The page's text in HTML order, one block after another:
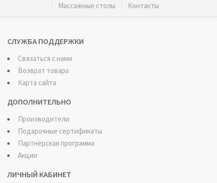
Массажные столы Контакты
СЛУЖБА ПОДДЕРЖКИ
Связаться с нами
Возврат товара
Карта сайта
ДОПОЛНИТЕЛЬНО
Производители
Подарочные сертификаты
Партнёрская программа
Акции
ЛИЧНЫЙ КАБИНЕТ